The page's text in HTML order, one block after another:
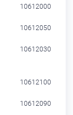
10612000
10612050
10612030
10612100
10612090